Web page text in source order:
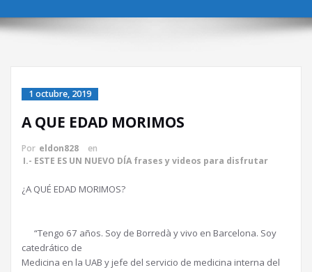
1 octubre, 2019
A QUE EDAD MORIMOS
Por eldon828
en
I.- ESTE ES UN NUEVO DÍA frases y videos para disfrutar
¿A QUÉ EDAD MORIMOS?
“Tengo 67 años. Soy de Borredà y vivo en Barcelona. Soy
catedrático de
Medicina en la UAB y jefe del servicio de medicina interna del